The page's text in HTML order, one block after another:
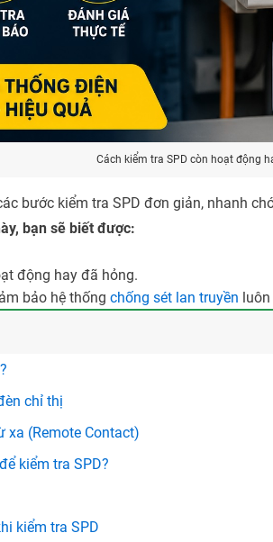
Cách kiểm tra SPD còn hoạt động
bước kiểm tra SPD đơn giản, nhanh
bạn sẽ biết được:
động hay đã hỏng.
bảo hệ thống chống sét lan truyền
chỉ thị
xa (Remote Contact)
kiểm tra SPD?
kiểm tra SPD